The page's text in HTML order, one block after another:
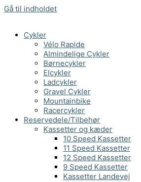
Gå til indholdet
Cykler
Vélo Rapide
Almindelige Cykler
Børnecykler
Elcykler
Ladcykler
Gravel Cykler
Mountainbike
Racercykler
Reservedele/Tilbehør
Kassetter og kæder
10 Speed Kassetter
11 Speed Kassetter
12 Speed Kassetter
9 Speed Kassetter
Kassetter Landevej